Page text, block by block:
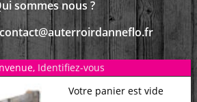
sommes nous ?
Identifiez-vous
Votre panier est vide